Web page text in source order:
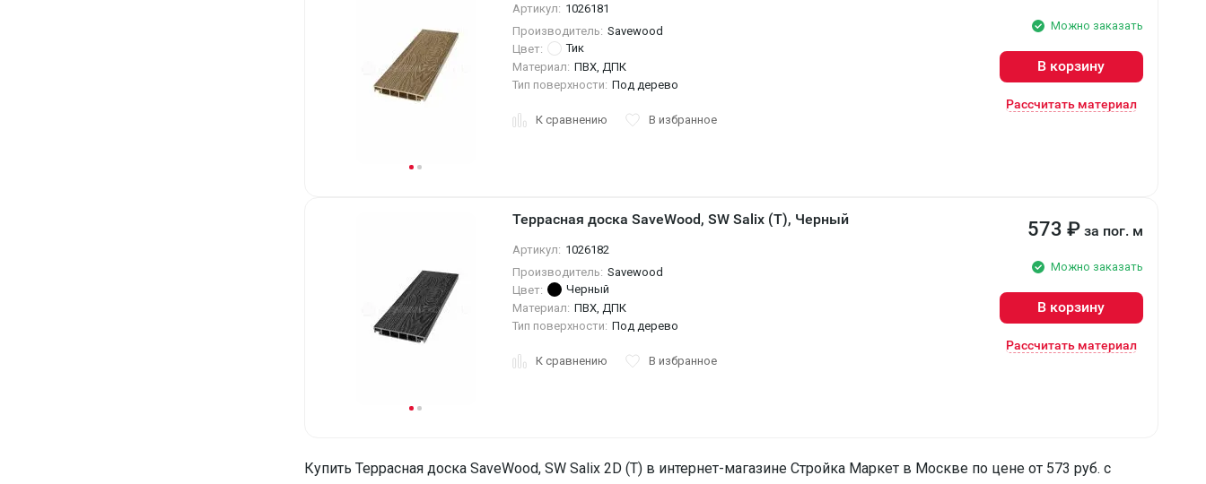
Артикул: 1026181
Производитель: Savewood
Цвет:
Тик
Материал: ПВХ, ДПК
Тип поверхности: Под дерево
К сравнению В избранное
Можно заказать
В корзину
Рассчитать материал
Террасная доска SaveWood, SW Salix (T), Черный
Артикул: 1026182
Производитель: Savewood
Цвет:
Черный
Материал: ПВХ, ДПК
Тип поверхности: Под дерево
К сравнению В избранное
573 ₽ за пог. м
Можно заказать
В корзину
Рассчитать материал
Купить Террасная доска SaveWood, SW Salix 2D (Т) в интернет-магазине Стройка Маркет в Москве по цене от 573 руб. с